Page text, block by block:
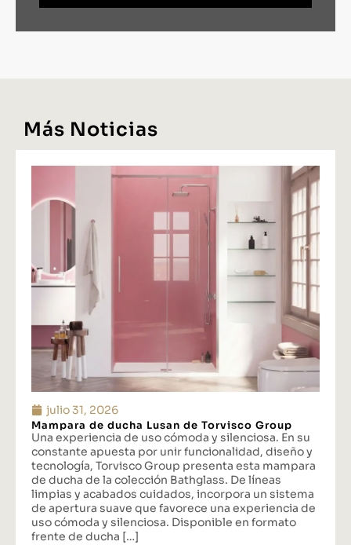
Más Noticias
julio 31, 2026
Mampara de ducha Lusan de Torvisco Group
Una experiencia de uso cómoda y silenciosa. En su
constante apuesta por unir funcionalidad, diseño y
tecnología, Torvisco Group presenta esta mampara
de ducha de la colección Bathglass. De líneas
limpias y acabados cuidados, incorpora un sistema
de apertura suave que favorece una experiencia de
uso cómoda y silenciosa. Disponible en formato
frente de ducha […]